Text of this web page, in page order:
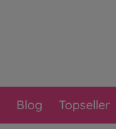
Blog Topseller